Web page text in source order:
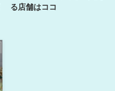
る店舗はココ